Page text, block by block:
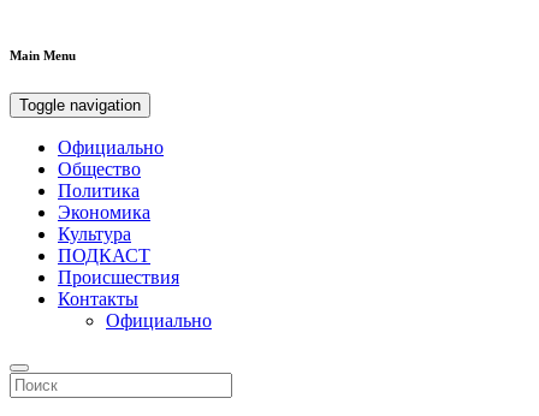
Main Menu
Toggle navigation
Официально
Общество
Политика
Экономика
Культура
ПОДКАСТ
Происшествия
Контакты
Официально